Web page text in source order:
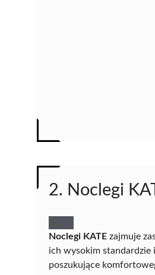
2. Noclegi
Noclegi KATE zajmuje
ich wysokim
poszukujące